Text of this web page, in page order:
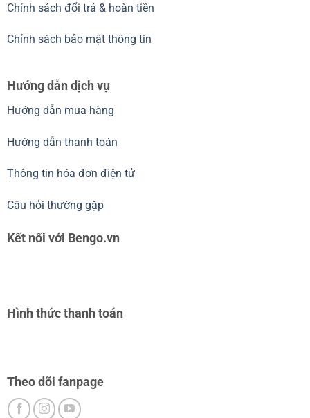
Chính sách đổi trả & hoàn tiền
Chỉnh sách bảo mật thông tin
Hướng dẫn dịch vụ
Hướng dẫn mua hàng
Hướng dẫn thanh toán
Thông tin hóa đơn điện tử
Câu hỏi thường gặp
Kết nối với Bengo.vn
Hình thức thanh toán
Theo dõi fanpage